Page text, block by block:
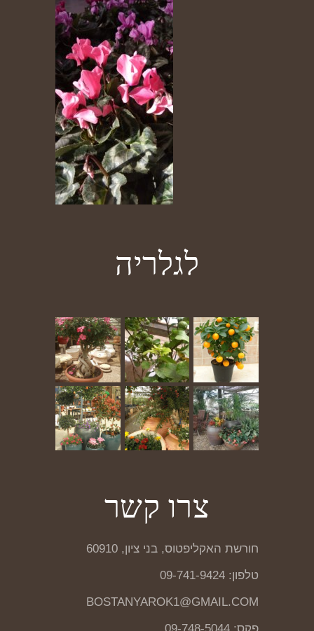
לגלריה
צרו קשר
חורשת האקליפטוס, בני ציון, 60910
טלפון: 09-741-9424
BOSTANYAROK1@GMAIL.COM